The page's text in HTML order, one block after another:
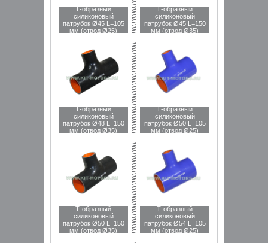
Т-образный
силиконовый
патрубок Ø45 L=105
мм (отвод Ø25)
Т-образный
силиконовый
патрубок Ø45 L=150
мм (отвод Ø35)
Т-образный
силиконовый
патрубок Ø48 L=150
мм (отвод Ø35)
Т-образный
силиконовый
патрубок Ø50 L=105
мм (отвод Ø25)
Т-образный
силиконовый
патрубок Ø50 L=150
мм (отвод Ø35)
Т-образный
силиконовый
патрубок Ø54 L=105
мм (отвод Ø25)